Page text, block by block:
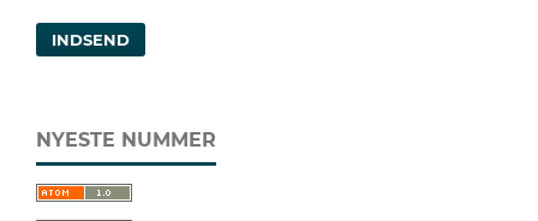
INDSEND
NYESTE NUMMER